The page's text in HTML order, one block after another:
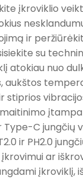
įkroviklio
ir
su
atokiau nuo
aukštos
stiprios
Type-C jungčių
ir PH2.0
ar
įkroviklį,